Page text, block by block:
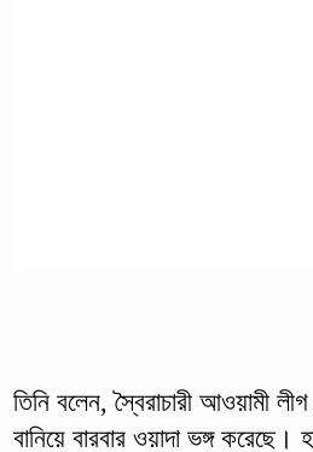
তিনি বলেন, স্বৈরাচারী আওয়ামী
বানিয়ে বারবার ওয়াদা ভঙ্গ করেছে।